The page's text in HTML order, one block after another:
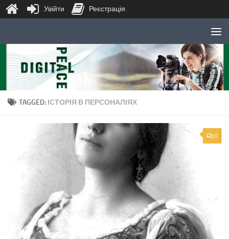
Skip to content
TAGGED: ІСТОРІЯ В ПЕРСОНАЛІЯХ
0
Увійти Реєстрація